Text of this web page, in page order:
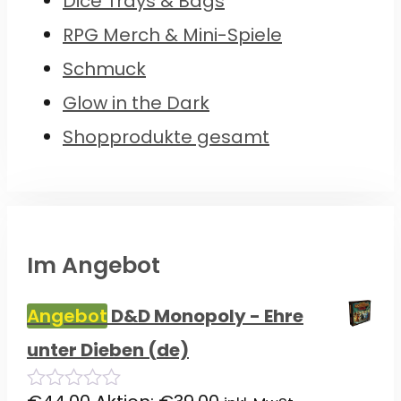
RPG Merch & Mini-Spiele
Schmuck
Glow in the Dark
Shopprodukte gesamt
Im Angebot
Angebot D&D Monopoly - Ehre
unter Dieben (de)